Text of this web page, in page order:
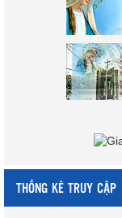
THỐNG KÊ TRUY CẬP